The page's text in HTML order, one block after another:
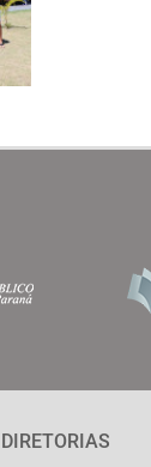
DIRETORIAS